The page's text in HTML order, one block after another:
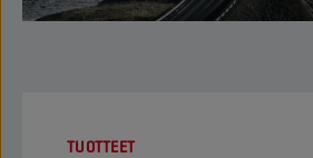
TUOTTEET